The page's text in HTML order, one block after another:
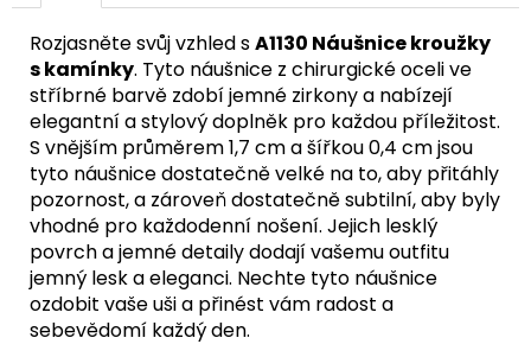
Rozjasněte svůj vzhled sA1130 Náušnice kroužky
s kamínky. Tyto náušnice z chirurgické oceli ve
stříbrné barvě zdobí jemné zirkony a nabízejí
elegantní a stylový doplněk pro každou příležitost.
S vnějším průměrem 1,7 cm a šířkou 0,4 cm jsou
tyto náušnice dostatečně velké na to, aby přitáhly
pozornost, a zároveň dostatečně subtilní, aby byly
vhodné pro každodenní nošení. Jejich lesklý
povrch a jemné detaily dodají vašemu outfitu
jemný lesk a eleganci. Nechte tyto náušnice
ozdobit vaše uši a přinést vám radost a
sebevědomí každý den.
A1119
NÁUŠNICE
KROUŽEK
S
KAMÍNKY
749
Kč